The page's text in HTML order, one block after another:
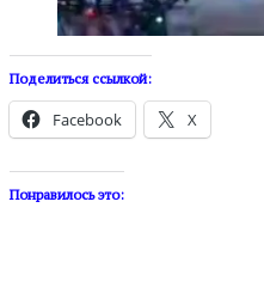
Поделиться ссылкой:
Facebook X
Понравилось это: